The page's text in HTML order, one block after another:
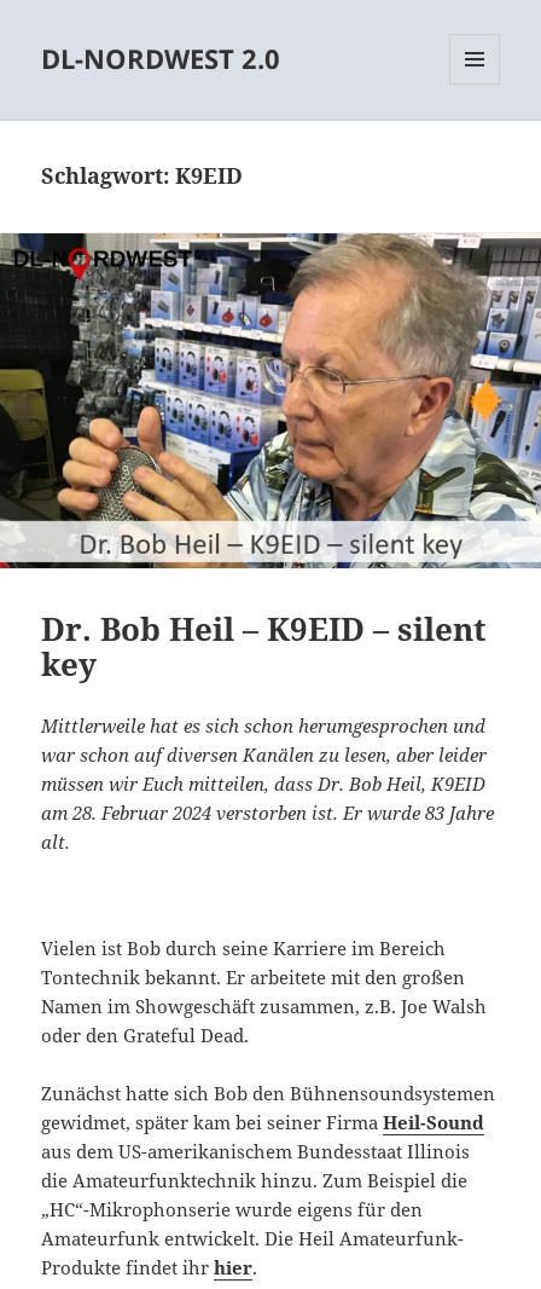
DL-NORDWEST 2.0
Schlagwort:K9EID
Dr. Bob Heil – K9EID – silent
key
Mittlerweile hat es sich schon herumgesprochen und
war schon auf diversen Kanälen zu lesen, aber leider
müssen wir Euch mitteilen, dass Dr. Bob Heil, K9EID
am 28. Februar 2024 verstorben ist. Er wurde 83 Jahre
alt.
Vielen ist Bob durch seine Karriere im Bereich
Tontechnik bekannt. Er arbeitete mit den großen
Namen im Showgeschäft zusammen, z.B. Joe Walsh
oder den Grateful Dead.
Zunächst hatte sich Bob den Bühnensoundsystemen
gewidmet, später kam bei seiner FirmaHeil-Sound
aus dem US-amerikanischem Bundesstaat Illinois
die Amateurfunktechnik hinzu. Zum Beispiel die
„HC“-Mikrophonserie wurde eigens für den
Amateurfunk entwickelt. Die Heil Amateurfunk-
Produkte findet ihrhier.